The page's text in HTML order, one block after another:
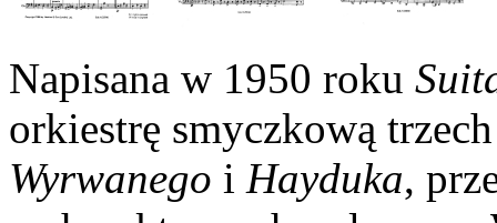
Napisana w 1950 roku
orkiestrę smyczkową
Wyrwanego i Hayduka,